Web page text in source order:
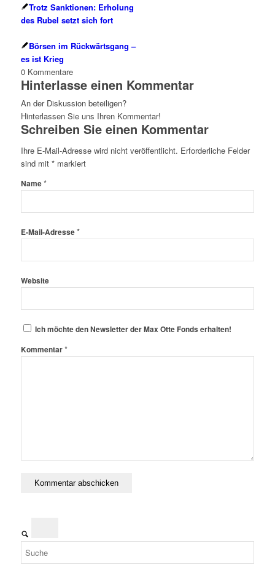
Trotz Sanktionen: Erholung
des Rubel setzt sich fort
Börsen im Rückwärtsgang –
es ist Krieg
0 Kommentare
Hinterlasse einen Kommentar
An der Diskussion beteiligen?
Hinterlassen Sie uns Ihren Kommentar!
Schreiben Sie einen Kommentar
Ihre E-Mail-Adresse wird nicht veröffentlicht. Erforderliche Felder
sind mit *markiert
Name*
E-Mail-Adresse*
Website
Ich möchte den Newsletter der Max Otte Fonds erhalten!
Kommentar*